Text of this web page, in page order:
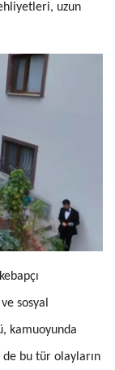
uzun
sosyal
kamuoyunda
de bu tür olayların